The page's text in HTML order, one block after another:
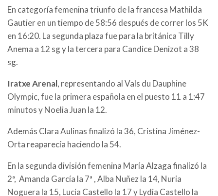
En categoría femenina triunfo de la francesa Mathilda
Gautier en un tiempo de 58:56 después de correr los 5K
en 16:20. La segunda plaza fue para la británica Tilly
Anema a 12 sg y la tercera para Candice Denizot a 38
sg.
Iratxe Arenal, representando al Vals du Dauphine
Olympic, fue la primera española en el puesto 11 a 1:47
minutos y Noelia Juan la 12.
Además Clara Aulinas finalizó la 36, Cristina Jiménez-
Orta reaparecía haciendo la 54.
En la segunda división femenina María Alzaga finalizó la
2ª, Amanda García la 7ª , Alba Nuñez la 14, Nuria
Noguera la 15, Lucía Castello la 17 y Lydia Castello la